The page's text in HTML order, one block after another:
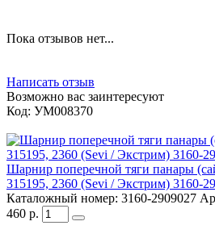
Пока отзывов нет...
Написать отзыв
Возможно вас заинтересуют
Код: УМ008370
Шарнир поперечной тяги панары
315195, 2360 (Sevi / Экстрим) 3160-
Каталожный номер: 3160-2909027
460 р.